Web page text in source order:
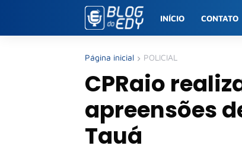
INÍCIO CONTATO
Página inicial POLICIAL
CPRaio
apreensões
Tauá